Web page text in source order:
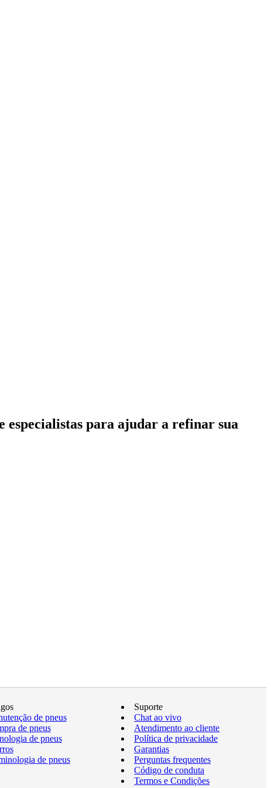
especialistas para ajudar a refinar sua
de pneus
de pneus
de pneus
de pneus
Suporte
Chat ao vivo
Atendimento ao cliente
Política de privacidade
Garantias
Perguntas frequentes
Código de conduta
Termos e Condições